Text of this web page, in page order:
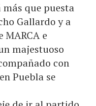
que puesta
Gallardo y a
MARCA e
majestuoso
con
Puebla se